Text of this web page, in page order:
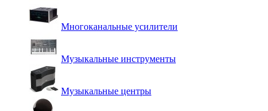
Многоканальные усилители
Музыкальные инструменты
Музыкальные центры